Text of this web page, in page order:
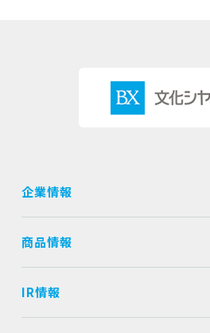
企業情報
商品情報
IR情報